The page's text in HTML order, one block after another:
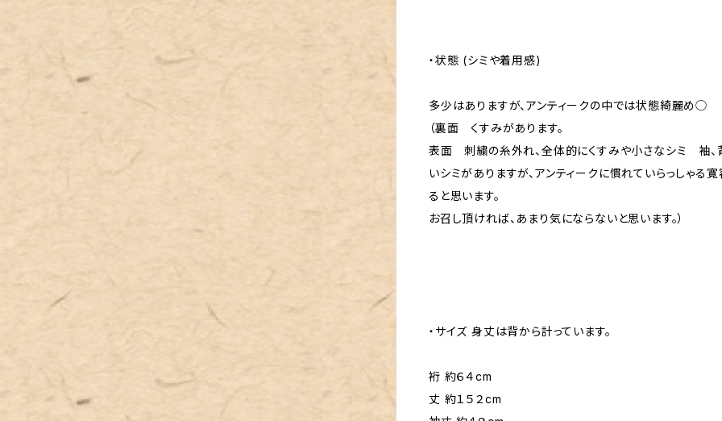
・状態 (シミや着用感)
多少はありますが、アンティークの中では状態綺麗め◯
（裏面 くすみがあります。
表面 刺繍の糸外れ、全体的にくすみや小さなシミ 袖、
いシミがありますが、アンティークに慣れていらっしゃる
ると思います。
お召し頂ければ、あまり気にならないと思います。）
・サイズ 身丈は背から計っています。
裄 約６４cm
丈 約１５２cm